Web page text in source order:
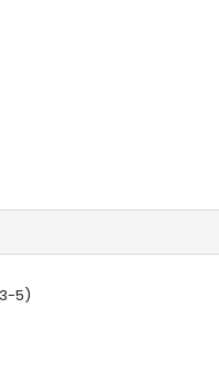
5)